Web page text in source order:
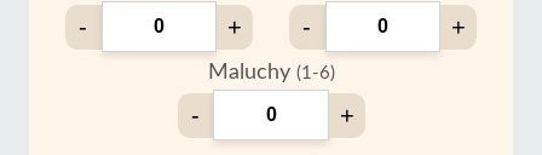
- + - +
Maluchy (1-6)
- +